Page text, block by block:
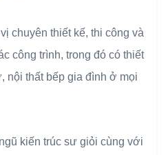
chuyên thiết kế, thi công và
công trình, trong đó có thiết
nội thất bếp gia đình ở mọi
kiến trúc sư giỏi cùng với